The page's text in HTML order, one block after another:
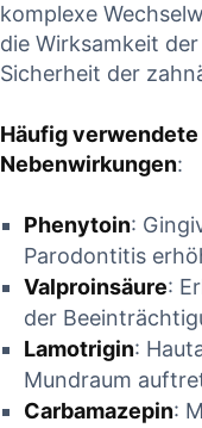
komplexe⁣
die Wirksamkeit
Sicherheit der
Häufig
Nebenwirkungen:
Phenytoin:
Parodontitis
Valproinsäure:
der
Lamotrigin:
Mundraum
Carbamazepin: